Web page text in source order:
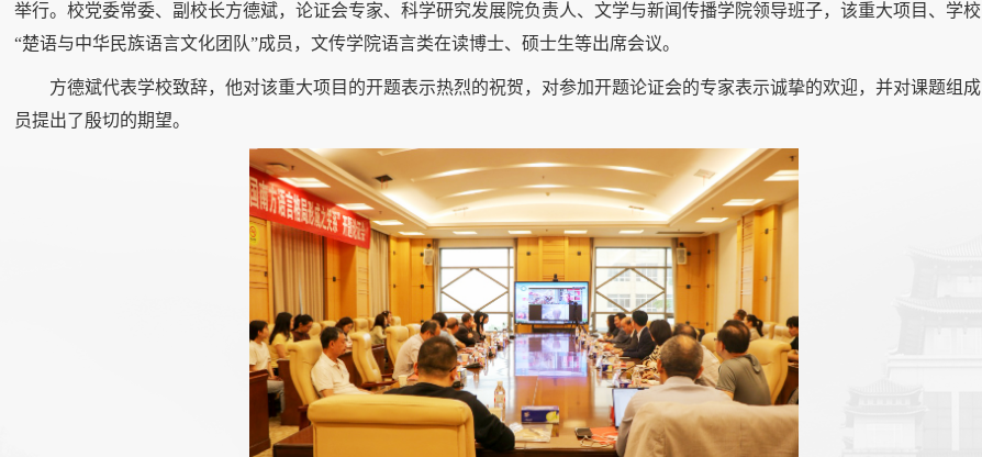
举行。校党委常委、副校长方德斌，论证会专家、科学研究发展院负责人、文学与新闻传播学院领导班子，该重大项目、学校
“楚语与中华民族语言文化团队”成员，文传学院语言类在读博士、硕士生等出席会议。
方德斌代表学校致辞，他对该重大项目的开题表示热烈的祝贺，对参加开题论证会的专家表示诚挚的欢迎，并对课题组成
员提出了殷切的期望。